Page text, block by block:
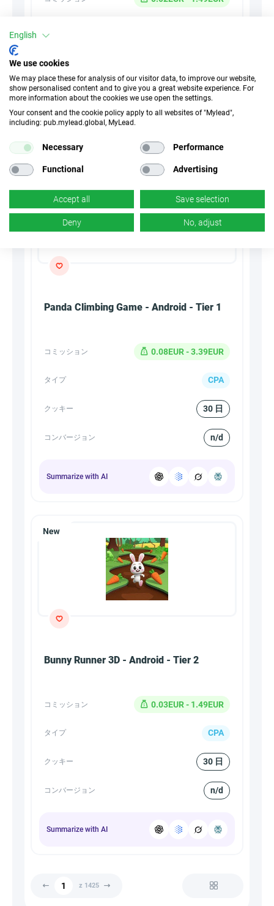
コンバージョン n/d
Summarize with AI
Panda Climbing Game - Android - Tier 1
コミッション 0.08EUR - 3.39EUR
タイプ CPA
クッキー 30 日
コンバージョン n/d
Summarize with AI
Bunny Runner 3D - Android - Tier 2
コミッション 0.03EUR - 1.49EUR
タイプ CPA
クッキー 30 日
コンバージョン n/d
Summarize with AI
z 1425
English
We use cookies
We may place these for analysis of our visitor data, to improve our website,
show personalised content and to give you a great website experience. For
more information about the cookies we use open the settings.
Your consent and the cookie policy apply to all websites of "Mylead",
including: pub.mylead.global, MyLead.
Necessary Performance
Functional Advertising
Accept all Save selection
Deny No, adjust